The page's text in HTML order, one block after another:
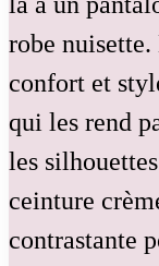
robe
confort et
qui les rend
les
ceinture
contrastante